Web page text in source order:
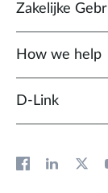
Zakelijke
How we help
D‑Link